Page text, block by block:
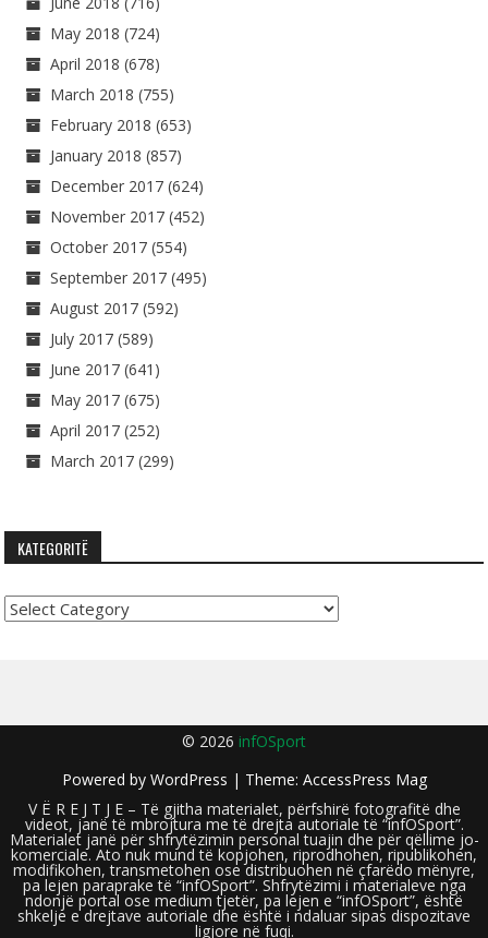
May 2018 (724)
April 2018 (678)
March 2018 (755)
February 2018 (653)
January 2018 (857)
December 2017 (624)
November 2017 (452)
October 2017 (554)
September 2017 (495)
August 2017 (592)
July 2017 (589)
June 2017 (641)
May 2017 (675)
April 2017 (252)
March 2017 (299)
KATEGORITË
Kategoritë
© 2026 infOSport
Powered by WordPress | Theme: AccessPress Mag
V Ë R E J T J E – Të gjitha materialet, përfshirë fotografitë dhe
videot, janë të mbrojtura me të drejta autoriale të “infOSport”.
Materialet janë për shfrytëzimin personal tuajin dhe për qëllime jo-
komerciale. Ato nuk mund të kopjohen, riprodhohen, ripublikohen,
modifikohen, transmetohen ose distribuohen në çfarëdo mënyre,
pa lejen paraprake të “infOSport”. Shfrytëzimi i materialeve nga
ndonjë portal ose medium tjetër, pa lejen e “infOSport”, është
shkelje e drejtave autoriale dhe është i ndaluar sipas dispozitave
ligjore në fuqi.